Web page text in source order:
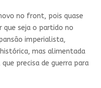
no front, pois quase
que seja o partido no
imperialista,
mas alimentada
precisa de guerra para